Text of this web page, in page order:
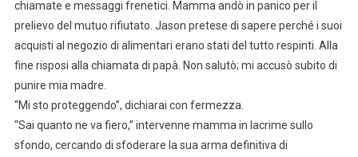
chiamate e messaggi frenetici. Mamma andò in panico per il
prelievo del mutuo rifiutato. Jason pretese di sapere perché i suoi
acquisti al negozio di alimentari erano stati del tutto respinti. Alla
fine risposi alla chiamata di papà. Non salutò; mi accusò subito di
punire mia madre.
“Mi sto proteggendo”, dichiarai con fermezza.
“Sai quanto ne va fiero,” intervenne mamma in lacrime sullo
sfondo, cercando di sfoderare la sua arma definitiva di